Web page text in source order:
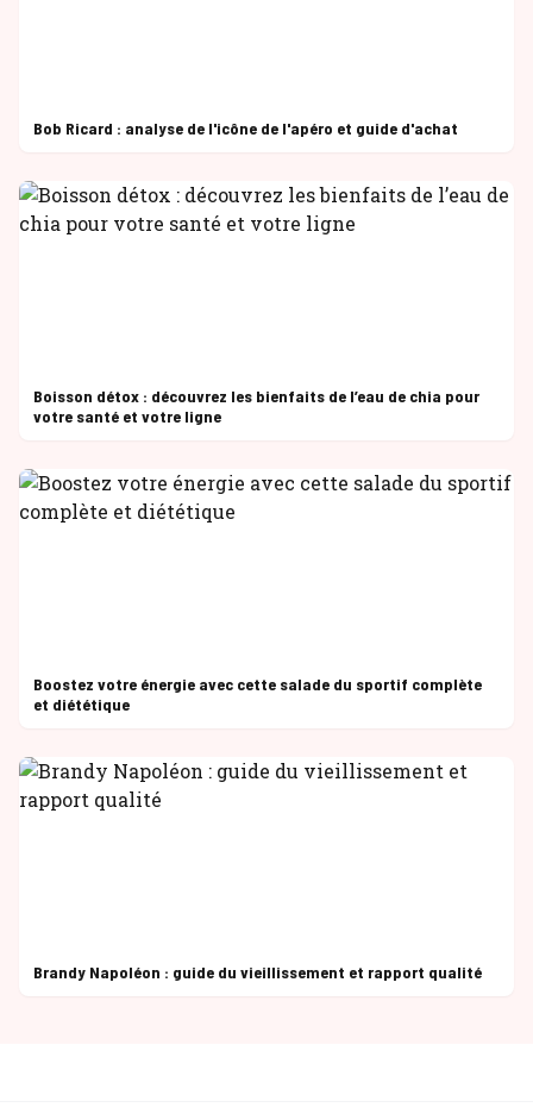
Bob Ricard : analyse de l'icône de l'apéro et guide d'achat
Boisson détox : découvrez les bienfaits de l’eau de chia pour
votre santé et votre ligne
Boostez votre énergie avec cette salade du sportif complète
et diététique
Brandy Napoléon : guide du vieillissement et rapport qualité